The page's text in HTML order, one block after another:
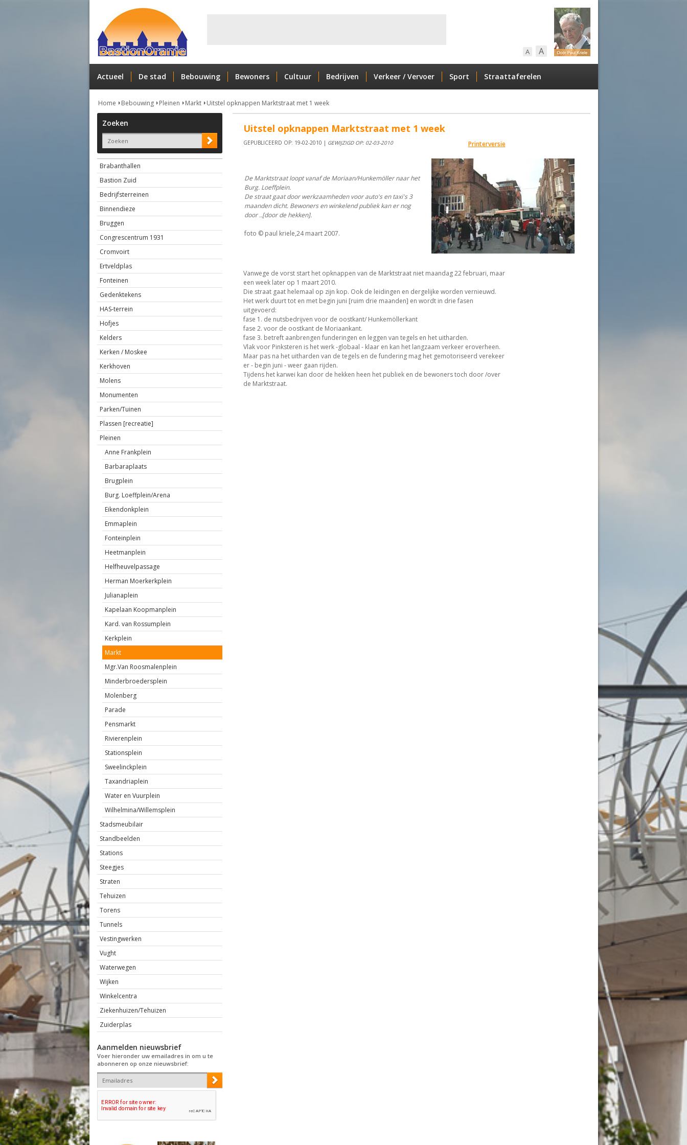
A A
Actueel De stad Bebouwing Bewoners Cultuur Bedrijven Verkeer / Vervoer Sport Straattaferelen
Home Bebouwing Pleinen Markt Uitstel opknappen Marktstraat met 1 week
Zoeken
Brabanthallen
Bastion Zuid
Bedrijfsterreinen
Binnendieze
Bruggen
Congrescentrum 1931
Cromvoirt
Ertveldplas
Fonteinen
Gedenktekens
HAS-terrein
Hofjes
Kelders
Kerken / Moskee
Kerkhoven
Molens
Monumenten
Parken/Tuinen
Plassen [recreatie]
Pleinen
Anne Frankplein
Barbaraplaats
Brugplein
Burg. Loeffplein/Arena
Eikendonkplein
Emmaplein
Fonteinplein
Heetmanplein
Helfheuvelpassage
Herman Moerkerkplein
Julianaplein
Kapelaan Koopmanplein
Kard. van Rossumplein
Kerkplein
Markt
Mgr.Van Roosmalenplein
Minderbroedersplein
Molenberg
Parade
Pensmarkt
Rivierenplein
Stationsplein
Sweelinckplein
Taxandriaplein
Water en Vuurplein
Wilhelmina/Willemsplein
Stadsmeubilair
Standbeelden
Stations
Steegjes
Straten
Tehuizen
Torens
Tunnels
Vestingwerken
Vught
Waterwegen
Wijken
Winkelcentra
Ziekenhuizen/Tehuizen
Zuiderplas
Aanmelden nieuwsbrief
Voer hieronder uw emailadres in om u te
abonneren op onze nieuwsbrief:
Uitstel opknappen Marktstraat met 1 week
Printerversie
GEPUBLICEERD OP: 19-02-2010 | GEWIJZIGD OP: 02-03-2010
De Marktstraat loopt vanaf de Moriaan/Hunkemöller naar het
Burg. Loeffplein.
De straat gaat door werkzaamheden voor auto's en taxi's 3
maanden dicht. Bewoners en winkelend publiek kan er nog
door ..[door de hekken].
foto © paul kriele,24 maart 2007.
Vanwege de vorst start het opknappen van de Marktstraat niet maandag 22 februari, maar
een week later op 1 maart 2010.
Die straat gaat helemaal op zijn kop. Ook de leidingen en dergelijke worden vernieuwd.
Het werk duurt tot en met begin juni [ruim drie maanden] en wordt in drie fasen
uitgevoerd:
fase 1. de nutsbedrijven voor de oostkant/ Hunkemöllerkant
fase 2. voor de oostkant de Moriaankant.
fase 3. betreft aanbrengen funderingen en leggen van tegels en het uitharden.
Vlak voor Pinksteren is het werk -globaal - klaar en kan het langzaam verkeer eroverheen.
Maar pas na het uitharden van de tegels en de fundering mag het gemotoriseerd verekeer
er - begin juni - weer gaan rijden.
Tijdens het karwei kan door de hekken heen het publiek en de bewoners toch door /over
de Marktstraat.